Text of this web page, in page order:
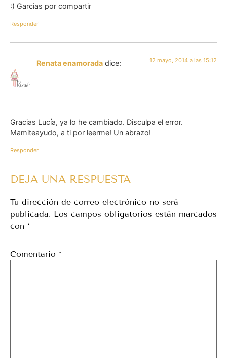
:) Garcias por compartir
Responder
Renata enamorada dice: 12 mayo, 2014 a las 15:12
Gracias Lucía, ya lo he cambiado. Disculpa el error.
Mamiteayudo, a ti por leerme! Un abrazo!
Responder
DEJA UNA RESPUESTA
Tu dirección de correo electrónico no será
publicada. Los campos obligatorios están marcados
con *
Comentario *